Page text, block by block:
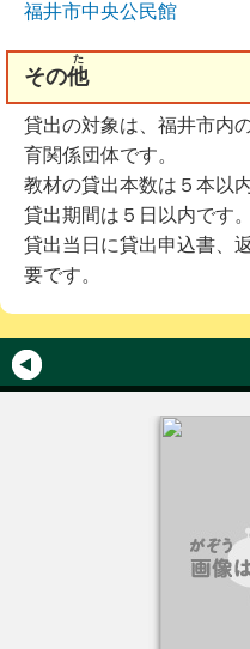
福井市中央公民館
その他
た
貸出の対象は、福井市内
育関係団体です。
教材の貸出本数は５本以内
貸出期間は５日以内です。
貸出当日に貸出申込書、
要です。